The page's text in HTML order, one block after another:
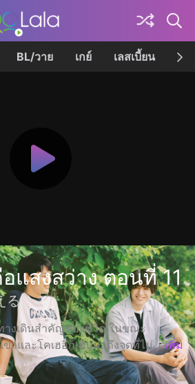
BL/วาย เกย์ เลสเบี้ยน เค
แสงสว่าง ตอนที่ 11
る
างเดินสำคัญของชีวิต ในขณะ
ขาและโคเฮอิก็เดินมาถึงจุดที่ไม่... เพิ่ม